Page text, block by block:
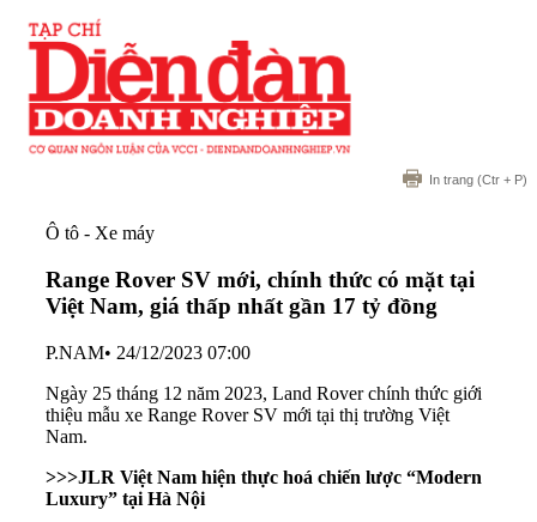
In trang (Ctr + P)
Ô tô - Xe máy
Range Rover SV mới, chính thức có mặt tại
Việt Nam, giá thấp nhất gần 17 tỷ đồng
P.NAM• 24/12/2023 07:00
Ngày 25 tháng 12 năm 2023, Land Rover chính thức giới
thiệu mẫu xe Range Rover SV mới tại thị trường Việt
Nam.
>>>JLR Việt Nam hiện thực hoá chiến lược “Modern
Luxury” tại Hà Nội